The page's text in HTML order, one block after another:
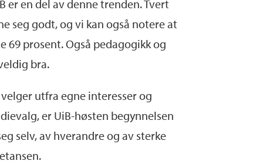
er en del av denne trenden. Tvert
seg godt, og vi kan også notere at
prosent. Også pedagogikk og
bra.
utfra egne interesser og
er UiB-høsten begynnelsen
selv, av hverandre og av sterke